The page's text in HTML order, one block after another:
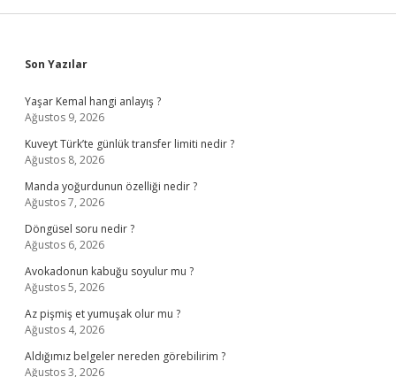
Sidebar
Son Yazılar
Yaşar Kemal hangi anlayış ?
Ağustos 9, 2026
Kuveyt Türk’te günlük transfer limiti nedir ?
Ağustos 8, 2026
Manda yoğurdunun özelliği nedir ?
Ağustos 7, 2026
Döngüsel soru nedir ?
Ağustos 6, 2026
Avokadonun kabuğu soyulur mu ?
Ağustos 5, 2026
Az pişmiş et yumuşak olur mu ?
Ağustos 4, 2026
Aldığımız belgeler nereden görebilirim ?
Ağustos 3, 2026